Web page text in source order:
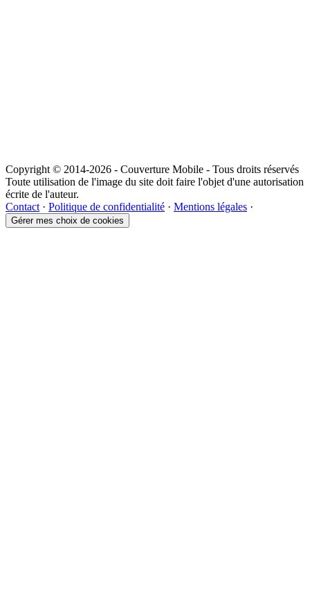
Copyright © 2014-2026 - Couverture Mobile - Tous droits réservés
Toute utilisation de l'image du site doit faire l'objet d'une autorisation
écrite de l'auteur.
Contact · Politique de confidentialité · Mentions légales ·
Gérer mes choix de cookies